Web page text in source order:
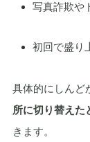
写真詐欺や
初回で盛り
具体的にしんど
所に切り替えた
きます。